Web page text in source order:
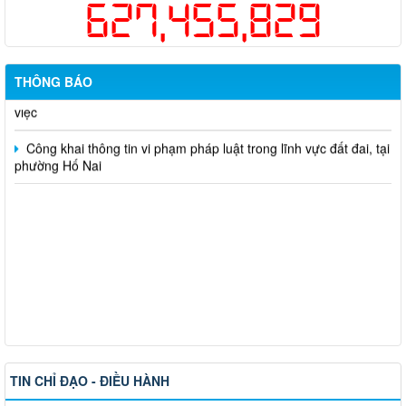
627,455,829
THÔNG BÁO
sức khỏe định kỳ hoặc khám sàng lọc miễn phí ít nhất mỗi năm
một lần cho người dân trên địa bàn thành phố Đồng Nai
Hỗ trợ đăng tải thông tin hợp nhất, thay đổi địa chỉ trụ sở làm
việc
Công khai thông tin vi phạm pháp luật trong lĩnh vực đất đai, tại
phường Hố Nai
TIN CHỈ ĐẠO - ĐIỀU HÀNH